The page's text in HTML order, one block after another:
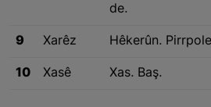
de.
9 Xarêz Hêkerûn.
10 Xasê Xas. Baş.